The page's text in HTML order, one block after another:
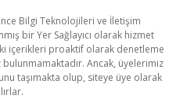
Bilgi Teknolojileri ve İletişim
bir Yer Sağlayıcı olarak hizmet
içerikleri proaktif olarak denetleme
Ancak, üyelerimiz
taşımakta olup, siteye üye olarak